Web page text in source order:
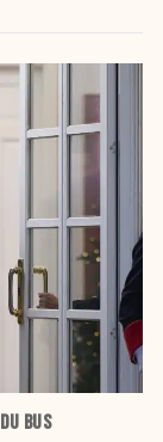
BUS